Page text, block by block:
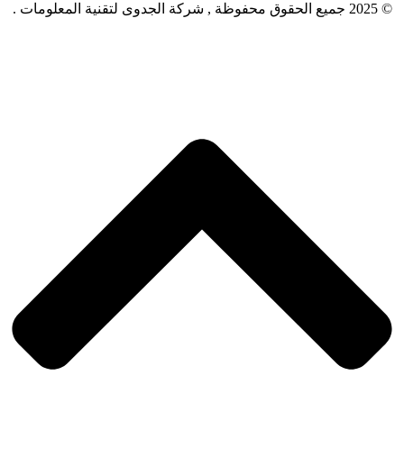
© 2025 جميع الحقوق محفوظة , شركة الجدوى لتقنية المعلومات .